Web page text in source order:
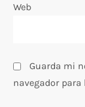
d
s
Web
Guarda mi
navegador para